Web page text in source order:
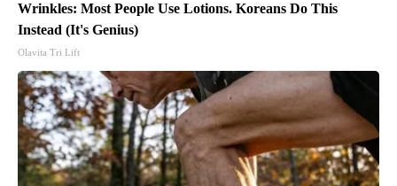
Wrinkles: Most People Use Lotions. Koreans Do This
Instead (It's Genius)
Olavita Tri Lift